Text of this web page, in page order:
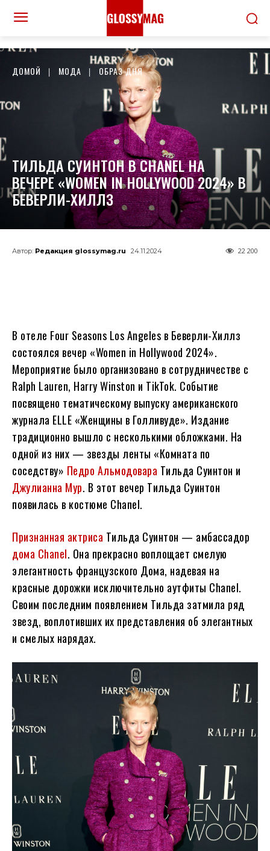
ДОМОЙ МОДА ОБРАЗ ДНЯ
ТИЛЬДА СУИНТОН В CHANEL НА
ВЕЧЕРЕ «WOMEN IN HOLLYWOOD 2024» В
БЕВЕРЛИ-ХИЛЛЗ
Автор: Редакция glossymag.ru 24.11.2024 22 200
В отеле Four Seasons Los Angeles в Беверли-Хиллз
состоялся вечер «Women in Hollywood 2024».
Мероприятие было организовано в сотрудничестве с
Ralph Lauren, Harry Winston и TikTok. Событие
посвящено тематическому выпуску американского
журнала ELLE «Женщины в Голливуде». Издание
традиционно вышло с несколькими обложками. На
одной из них — звезды ленты «Комната по
соседству» Педро Альмодовара Тильда Суинтон и
Джулианна Мур. В этот вечер Тильда Суинтон
появилась в костюме Chanel.
Признанная актриса Тильда Суинтон — амбассадор
дома Chanel. Она прекрасно воплощает смелую
элегантность французского Дома, надевая на
красные дорожки исключительно аутфиты Chanel.
Своим последним появлением Тильда затмила ряд
звезд, воплотивших их представления об элегантных
и смелых нарядах.